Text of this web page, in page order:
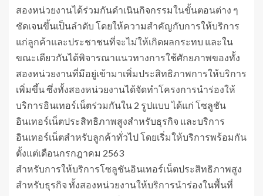
สองหน่วยงานได้ร่วมกันดำเนินกิจกรรมในขั้นตอนต่าง ๆ
ชัดเจนขึ้นเป็นลำดับ โดยให้ความสำคัญกับการให้บริการ
แก่ลูกค้าและประชาชนที่จะไม่ให้เกิดผลกระทบ และใน
ขณะเดียวกันได้พิจารณาแนวทางการใช้ศักยภาพของทั้ง
สองหน่วยงานที่มีอยู่เข้ามาเพิ่มประสิทธิภาพการให้บริการ
เพิ่มขึ้น ซึ่งทั้งสองหน่วยงานได้จัดทำโครงการนำร่องให้
บริการอินเทอร์เน็ตร่วมกันใน 2 รูปแบบ ได้แก่ โซลูชัน
อินเทอร์เน็ตประสิทธิภาพสูงสำหรับธุรกิจ และบริการ
อินเทอร์เน็ตสำหรับลูกค้าทั่วไป โดยเริ่มให้บริการพร้อมกัน
ตั้งแต่เดือนกรกฎาคม 2563
สำหรับการให้บริการโซลูชันอินเทอร์เน็ตประสิทธิภาพสูง
สำหรับธุรกิจ ทั้งสองหน่วยงานให้บริการนำร่องในพื้นที่